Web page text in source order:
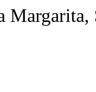
Margarita,